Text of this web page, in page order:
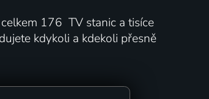
176 TV stanic a tisíce
kdykoli a kdekoli přesně